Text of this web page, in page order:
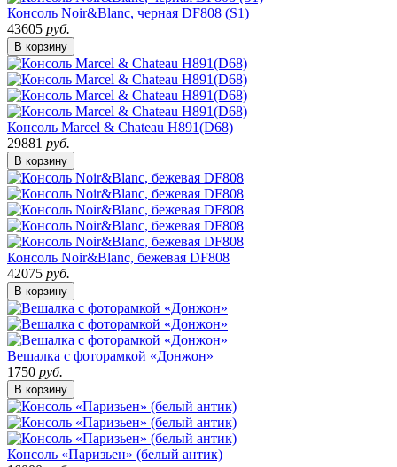
Консоль Noir&Blanc, черная DF808 (S1)
43605 руб.
В корзину
Консоль Marcel & Chateau H891(D68)
29881 руб.
В корзину
Консоль Noir&Blanc, бежевая DF808
42075 руб.
В корзину
Вешалка с фоторамкой «Донжон»
1750 руб.
В корзину
Консоль «Паризьен» (белый антик)